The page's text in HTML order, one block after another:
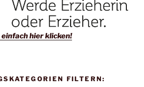
hier klicken!
FILTERN: